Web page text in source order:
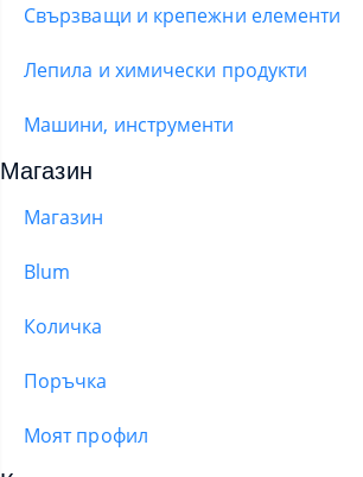
Свързващи и крепежни елементи
Лепила и химически продукти
Машини, инструменти
Магазин
Магазин
Blum
Количка
Поръчка
Моят профил